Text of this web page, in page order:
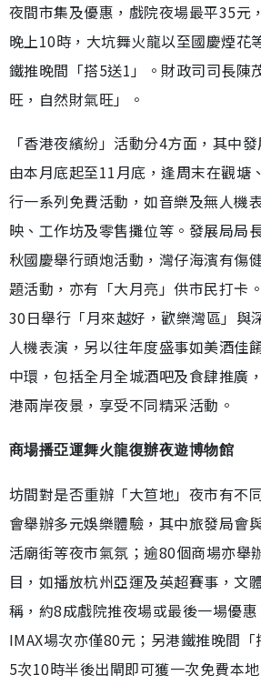
夜間市集及優惠，戲院夜場最平35元
晚上10時，大坑舞火龍以至國慶煙花
鐵推晚間「搭5送1」。財政司司長陳
旺，自然財氣旺」。
「香港夜繽紛」活動分4方面，其中
由本月底起至11月底，逢周末在觀塘
行一系列免費活動，如音樂及無人機
映、工作坊及零售攤位等。發展局局
秋國慶舉行頭炮活動，灣仔海濱有傷
題活動，亦有「大月亮」供市民打卡
30日舉行「月來越好，歡樂灣區」與
人機表演，另以往年度盛事如美酒佳
中環，包括全月全城酒吧及食肆推廣
港兩岸夜景，享受不同精采活動。
商場播亞運舞火龍復辦夜遊博物館
坊間對是否重辦「大笪地」夜市有不
會舉辦多元娛樂體驗，其中旅發局會
活廟街等夜市氣氛；逾80個商場亦舉
目，如播放杭州亞運及英超賽事，文
稱，約8成戲院推夜場或最後一場優惠
IMAX場次亦僅80元；另港鐵推晚間
5次10時半後出閘即可獲一次免費本地